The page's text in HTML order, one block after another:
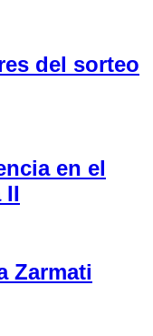
del sorteo
en el
II
Zarmati